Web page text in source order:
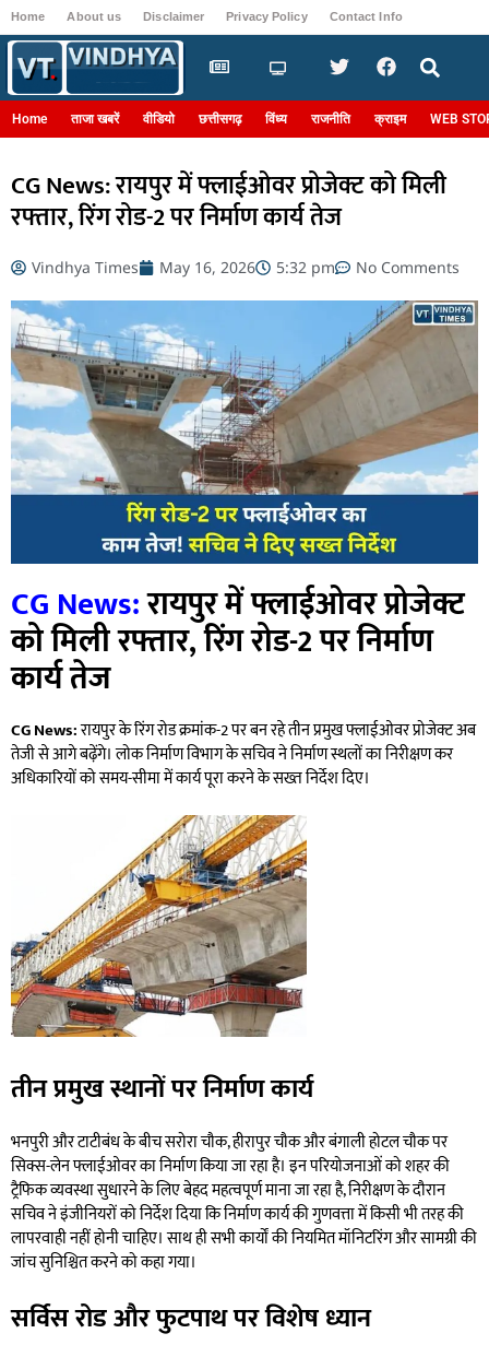
Home About us Disclaimer Privacy Policy Contact Info
Home ताजा खबरें वीडियो छत्तीसगढ़ विंध्य राजनीति क्राइम WEB
CG News: रायपुर में फ्लाईओवर प्रोजेक्ट को मिली
रफ्तार, रिंग रोड-2 पर निर्माण कार्य तेज
Vindhya Times May 16, 2026 5:32 pm No Comments
CG News:रायपुर में फ्लाईओवर प्रोजेक्ट
को मिली रफ्तार, रिंग रोड-2 पर निर्माण
कार्य तेज
CG News:रायपुर के रिंग रोड क्रमांक-2 पर बन रहे तीन प्रमुख फ्लाईओवर प्रोजेक्ट अब
तेजी से आगे बढ़ेंगे। लोक निर्माण विभाग के सचिव ने निर्माण स्थलों का निरीक्षण कर
अधिकारियों को समय-सीमा में कार्य पूरा करने के सख्त निर्देश दिए।
तीन प्रमुख स्थानों पर निर्माण कार्य
भनपुरी और टाटीबंध के बीच सरोरा चौक, हीरापुर चौक और बंगाली होटल चौक पर
सिक्स-लेन फ्लाईओवर का निर्माण किया जा रहा है। इन परियोजनाओं को शहर की
ट्रैफिक व्यवस्था सुधारने के लिए बेहद महत्वपूर्ण माना जा रहा है, निरीक्षण के दौरान
सचिव ने इंजीनियरों को निर्देश दिया कि निर्माण कार्य की गुणवत्ता में किसी भी तरह की
लापरवाही नहीं होनी चाहिए। साथ ही सभी कार्यों की नियमित मॉनिटरिंग और सामग्री की
जांच सुनिश्चित करने को कहा गया।
सर्विस रोड और फुटपाथ पर विशेष ध्यान